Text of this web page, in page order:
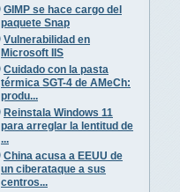
GIMP se hace cargo del
paquete Snap
Vulnerabilidad en
Microsoft IIS
Cuidado con la pasta
térmica SGT-4 de AMeCh:
produ...
Reinstala Windows 11
para arreglar la lentitud de
...
China acusa a EEUU de
un ciberataque a sus
centros...